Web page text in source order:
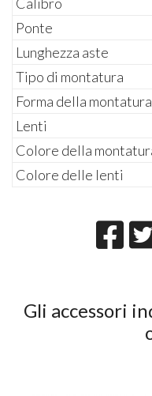
Ponte
Lunghezza aste
Tipo di montatura
Forma della montatura
Lenti
Colore della
Colore delle lenti
Gli accessori